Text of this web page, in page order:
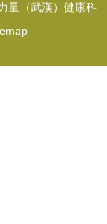
量（武漢）健康科